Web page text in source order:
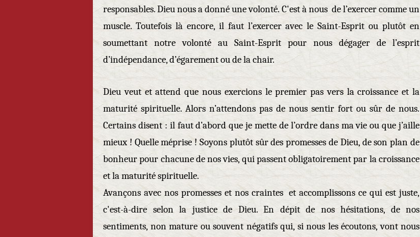
responsables. Dieu nous a donné une volonté. C'est à nous de l’exercer comme un
muscle. Toutefois là encore, il faut l’exercer avec le Saint-Esprit ou plutôt en
soumettant notre volonté au Saint-Esprit pour nous dégager de l’esprit
d’indépendance, d’égarement ou de la chair.
Dieu veut et attend que nous exercions le premier pas vers la croissance et la
maturité spirituelle. Alors n’attendons pas de nous sentir fort ou sûr de nous.
Certains disent : il faut d’abord que je mette de l’ordre dans ma vie ou que j’aille
mieux ! Quelle méprise ! Soyons plutôt sûr des promesses de Dieu, de son plan de
bonheur pour chacune de nos vies, qui passent obligatoirement par la croissance
et la maturité spirituelle.
Avançons avec nos promesses et nos craintes et accomplissons ce qui est juste,
c'est-à-dire selon la justice de Dieu. En dépit de nos hésitations, de nos
sentiments, non mature ou souvent négatifs qui, si nous les écoutons, vont nous